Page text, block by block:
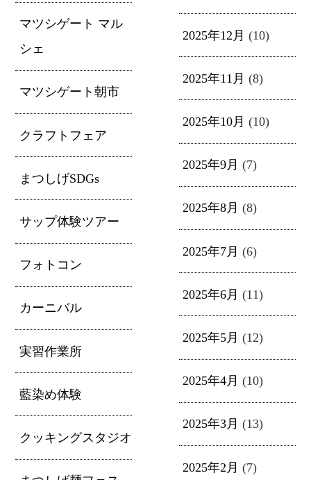
マツシゲート マル
シェ
マツシゲート朝市
クラフトフェア
まつしげSDGs
サップ体験ツアー
フォトコン
カーニバル
実習作業所
藍染め体験
クッキングスタジオ
2025年12月 (10)
2025年11月 (8)
2025年10月 (10)
2025年9月 (7)
2025年8月 (8)
2025年7月 (6)
2025年6月 (11)
2025年5月 (12)
2025年4月 (10)
2025年3月 (13)
2025年2月 (7)